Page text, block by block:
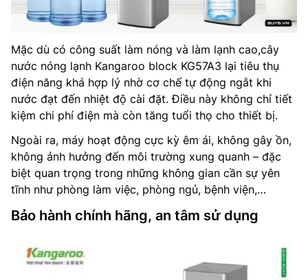
Mặc dù có công suất làm nóng và làm lạnh cao,cây
nước nóng lạnh Kangaroo block KG57A3 lại tiêu thụ
điện năng khá hợp lý nhờ cơ chế tự động ngắt khi
nước đạt đến nhiệt độ cài đặt. Điều này không chỉ tiết
kiệm chi phí điện mà còn tăng tuổi thọ cho thiết bị.
Ngoài ra, máy hoạt động cực kỳ êm ái, không gây ồn,
không ảnh hưởng đến môi trường xung quanh – đặc
biệt quan trọng trong những không gian cần sự yên
tĩnh như phòng làm việc, phòng ngủ, bệnh viện,…
Bảo hành chính hãng, an tâm sử dụng